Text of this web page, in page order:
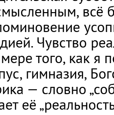
всё
Чувство
того, как я
гимназия,
— словно
её